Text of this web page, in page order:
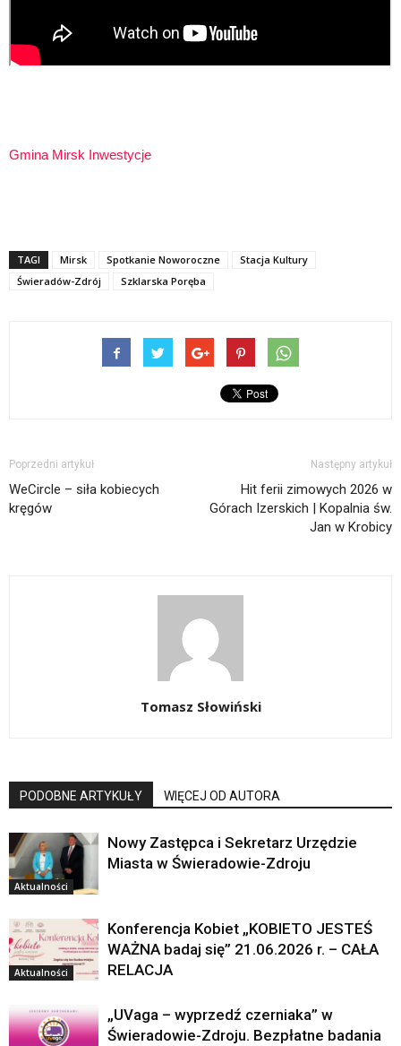
Gmina Mirsk Inwestycje
TAGI Mirsk Spotkanie Noworoczne
Stacja Kultury
Świeradów-Zdrój
Szklarska Poręba
Poprzedni artykuł
WeCircle – siła kobiecych
kręgów
Następny artykuł
Hit ferii zimowych 2026 w
Górach Izerskich | Kopalnia św.
Jan w Krobicy
Tomasz Słowiński
PODOBNE ARTYKUŁY WIĘCEJ OD AUTORA
Aktualności
Nowy Zastępca i Sekretarz Urzędzie
Miasta w Świeradowie-Zdroju
Aktualności
Konferencja Kobiet „KOBIETO JESTEŚ
WAŻNA badaj się” 21.06.2026 r. – CAŁA
RELACJA
„UVaga – wyprzedź czerniaka” w
Świeradowie-Zdroju. Bezpłatne badania